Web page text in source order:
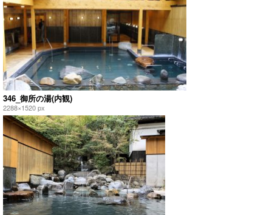
346_御所の湯(内観)
2288×1520 px